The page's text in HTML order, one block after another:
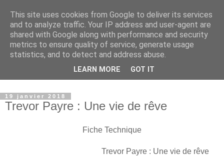
Paradise Book - Un paradis
où les livres sont à
l'honneur
19 janvier 2018
Trevor Payre : Une vie de rêve
Fiche Technique
Trevor Payre : Une vie de rêve
This site uses cookies from Google to deliver its services
and to analyze traffic. Your IP address and user-agent are
shared with Google along with performance and security
metrics to ensure quality of service, generate usage
statistics, and to detect and address abuse.
LEARN MORE GOT IT